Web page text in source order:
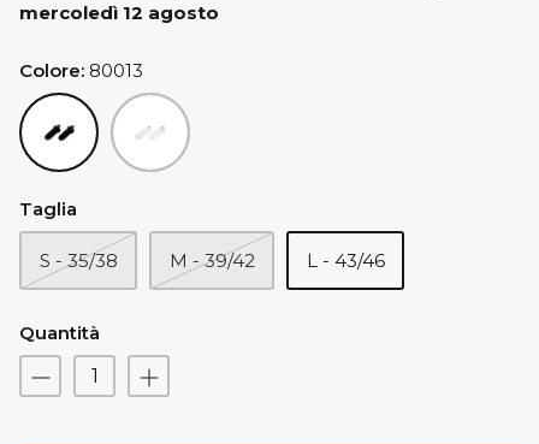
mercoledì 12 agosto
Colore 80013
80013
20002
Taglia
S - 35/38 M - 39/42 L - 43/46
Quantità